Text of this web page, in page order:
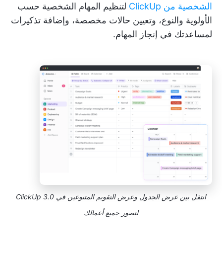
الشخصية من ClickUp
لتنظيم المهام الشخصية حسب
الأولوية والنوع، وتعيين حالات مخصصة، وإضافة تذكيرات
لمساعدتك في إنجاز المهام.
انتقل بين عرض الجدول وعرض التقويم المتنوعين في ClickUp 3.0
لتصور جميع أعمالك